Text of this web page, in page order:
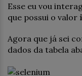
Esse eu vou
que possui o valor
Agora que já sei
dados da tabela